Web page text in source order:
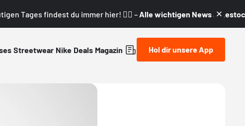
Tages findest du immer hier! 👇🏼 – Alle wichtigen News &
Streetwear Nike Deals Magazin Hol dir unsere App